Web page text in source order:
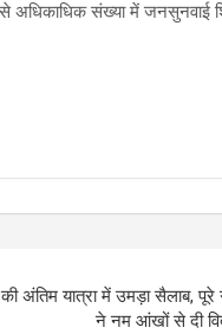
से अधिकाधिक संख्या में जनसुनवाई
अंतिम यात्रा में उमड़ा सैलाब, पूरे
ने नम आंखों से दी